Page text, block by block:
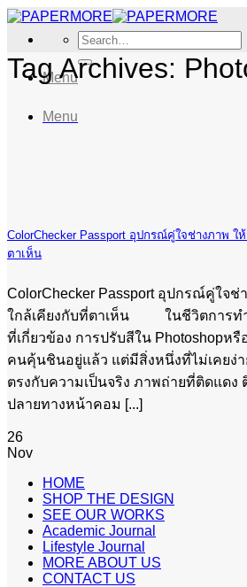
Skip
content
Search
for:
Menu
Menu
Tag Archives:
ColorChecker Passport อุปกรณ์คู่ใจช่างภาพ ใ
ตาเห็น
ColorChecker Passport อุปกรณ์คู่ใจ
ใกล้เคียงกับที่ตาเห็น ในชีวิตการทำ
ที่เกี่ยวข้อง การปรับสีใน Photoshopหรื
คนคุ้นชินอยู่แล้ว แต่มีสิ่งหนึ่งที่ไม่เคยง่า
ตรงกับความเป็นจริง ภาพถ่ายที่ติดแดง
ปลายทางหน้าคอม [...]
26
Nov
HOME
SHOP THE DESIGN
SEE OUR WORKS
Academic Journal
Lifestyle Journal
MORE ABOUT US
CONTACT US